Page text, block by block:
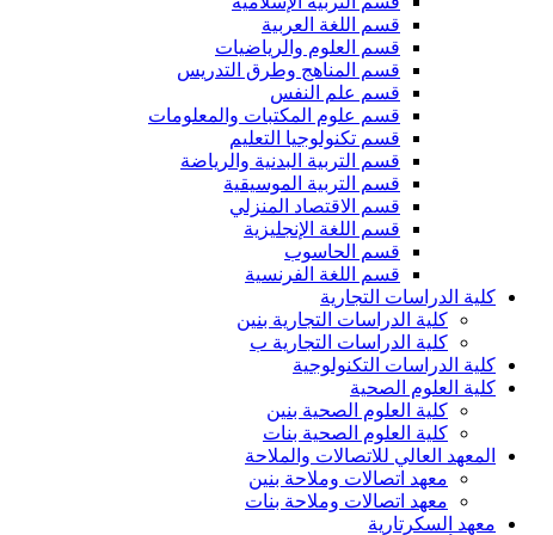
قسم اللغة العربية
قسم العلوم والرياضيات
قسم المناهج وطرق التدريس
قسم علم النفس
قسم علوم المكتبات والمعلومات
قسم تكنولوجيا التعليم
قسم التربية البدنية والرياضة
قسم التربية الموسيقية
قسم الاقتصاد المنزلي
قسم اللغة الإنجليزية
قسم الحاسوب
قسم اللغة الفرنسية
كلية الدراسات التجارية
كلية الدراسات التجارية بنين
كلية الدراسات التجارية ب
كلية الدراسات التكنولوجية
كلية العلوم الصحية
كلية العلوم الصحية بنين
كلية العلوم الصحية بنات
المعهد العالي للاتصالات والملاحة
معهد اتصالات وملاحة بنين
معهد اتصالات وملاحة بنات
معهد السكرتارية